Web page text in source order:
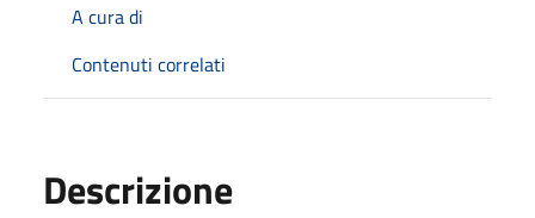
A cura di
Contenuti correlati
Descrizione